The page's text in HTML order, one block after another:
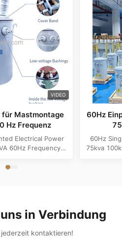
VIDEO
Mastmontage
Hz Frequenz
Electrical Power
60Hz Frequency
Phase Application
60Hz
60Hz
75kva
in Verbindung
kontaktieren!